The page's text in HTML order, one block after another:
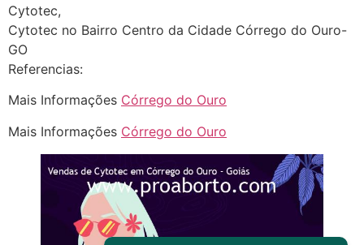
Cytotec,
Cytotec no Bairro Centro da Cidade Córrego do Ouro-
GO
Referencias:
Mais Informações Córrego do Ouro
Mais Informações Córrego do Ouro
22/05/2026 17:19:16
http://www.proaborto.com)
mesmo
22/05/2026 17:19:47
G (1199866**** em
http://www.proaborto.com)